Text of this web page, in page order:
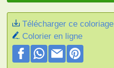
Télécharger ce coloriage
Colorier en ligne